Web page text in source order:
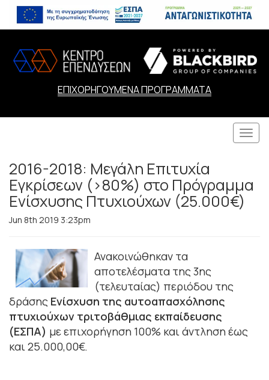
ΕΠΙΧΟΡΗΓΟΥΜΕΝΑ ΠΡΟΓΡΑΜΜΑΤΑ
2016-2018: Μεγάλη Επιτυχία
Εγκρίσεων (>80%) στο Πρόγραμμα
Ενίσχυσης Πτυχιούχων (25.000€)
Jun 8th 2019 3:23pm
Ανακοινώθηκαν τα
αποτελέσματα της 3ης
(τελευταίας) περιόδου της
δράσης Ενίσχυση της αυτοαπασχόλησης
πτυχιούχων τριτοβάθμιας εκπαίδευσης
(ΕΣΠΑ) με επιχορήγηση 100% και άντληση έως
και 25.000,00€.